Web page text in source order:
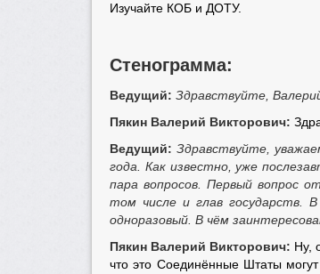
Изучайте КОБ и ДОТУ.
Стенограмма:
Ведущий: Здравствуйте,
Пякин Валерий Викторович:
Ведущий: Здравствуйте,
года. Как известно, уже
пара вопросов. Первый вопрос
том числе и глав государств.
одноразовый. В чём
Пякин Валерий Викторович: Ну,
что это Соединённые Штаты